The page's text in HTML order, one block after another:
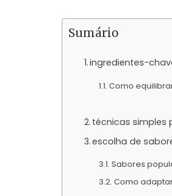
Sumário
ingredientes-
Como
técnicas simples
escolha de
Sabores
Como